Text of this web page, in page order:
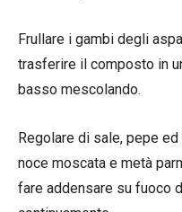
Frullare i gambi degli
trasferire il composto in
basso mescolando.
Regolare di sale, pepe
noce moscata e metà
fare addensare su fuoco